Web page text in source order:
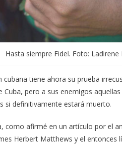
Hasta siempre Fidel. Foto: Ladirene
tiene ahora su prueba
pero a sus enemigos
si definitivamente estará muerto.
como afirmé en un artículo por el
Herbert Matthews y el entonces